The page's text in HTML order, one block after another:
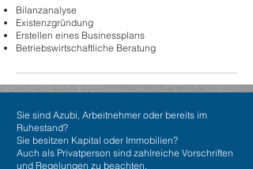
Bilanzanalyse
Existenzgründung
Erstellen eines Businessplans
Betriebswirtschaftliche Beratung
Sie sind Azubi, Arbeitnehmer oder bereits im
Ruhestand?
Sie besitzen Kapital oder Immobilien?
Auch als Privatperson sind zahlreiche Vorschriften
und Regelungen zu beachten.